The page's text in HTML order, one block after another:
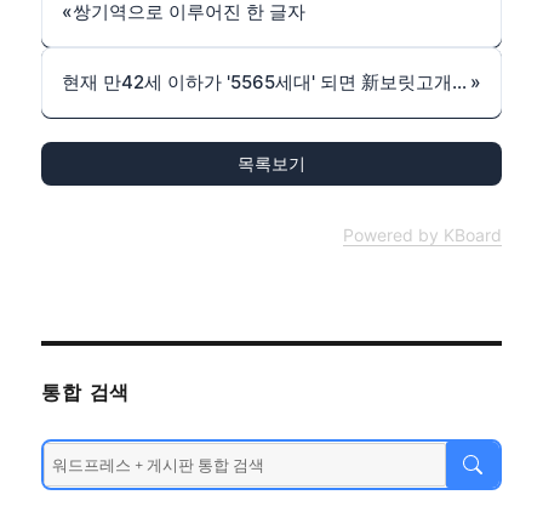
«쌍기역으로 이루어진 한 글자
현재 만42세 이하가 '5565세대' 되면 新보릿고개 10년 닥친다 »
목록보기
Powered by KBoard
통합 검색